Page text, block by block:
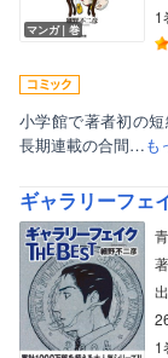
マンガ｜巻
1
小学館で著者初の
長期連載の合間…も
ギャラリーフェ
1